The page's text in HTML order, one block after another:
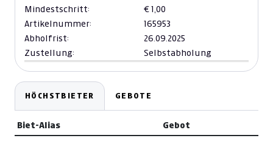
Mindestschritt:
€ 1,00
Artikelnummer:
165953
Abholfrist:
26.09.2025
Zustellung:
Selbstabholung
HÖCHSTBIETER GEBOTE
Biet-Alias Gebot